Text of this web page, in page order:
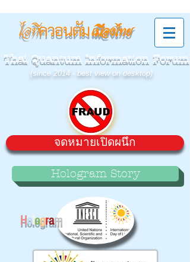
ไอทีควอนตัมเมืองไทย
Thai Quantum Information Forum
(since 2014 - best view on desktop)
จดหมายเปิดผนึก
Hologram Story
Hologram